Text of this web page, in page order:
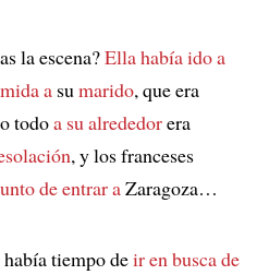
la escena?Ella había ido a
asu marido, que era
todoa su alrededorera
, y los franceses
de entrar aZaragoza…
tiempo deir en busca de